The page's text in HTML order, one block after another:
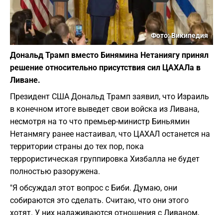
Фото: Википедия
Дональд Трамп вместо Бинямина Нетаниягу принял
решение относительно присутствия сил ЦАХАЛа в
Ливане.
Президент США Дональд Трамп заявил, что Израиль
в конечном итоге выведет свои войска из Ливана,
несмотря на то что премьер-министр Биньямин
Нетанмягу ранее настаивал, что ЦАХАЛ останется на
территории страны до тех пор, пока
террористическая группировка Хизбалла не будет
полностью разоружена.
"Я обсуждал этот вопрос с Биби. Думаю, они
собираются это сделать. Считаю, что они этого
хотят. У них налаживаются отношения с Ливаном,